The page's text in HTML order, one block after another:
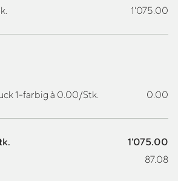
1'075.00
1-farbig à 0.00/Stk.
0.00
1'075.00
87.08